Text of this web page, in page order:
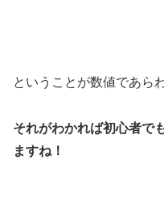
ということが数値であら
それがわかれば初心者で
ますね！